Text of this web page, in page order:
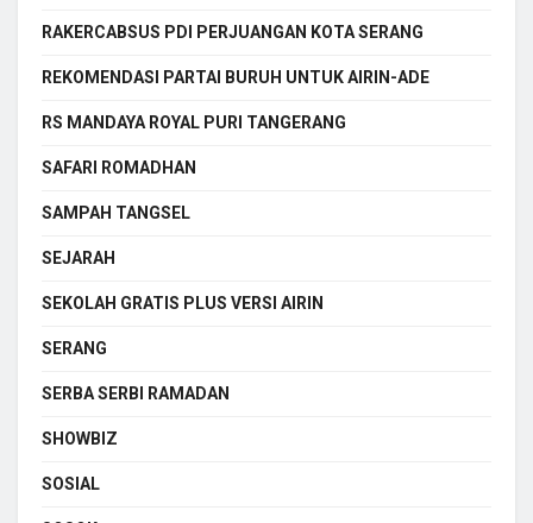
RAKERCABSUS PDI PERJUANGAN KOTA SERANG
REKOMENDASI PARTAI BURUH UNTUK AIRIN-ADE
RS MANDAYA ROYAL PURI TANGERANG
SAFARI ROMADHAN
SAMPAH TANGSEL
SEJARAH
SEKOLAH GRATIS PLUS VERSI AIRIN
SERANG
SERBA SERBI RAMADAN
SHOWBIZ
SOSIAL